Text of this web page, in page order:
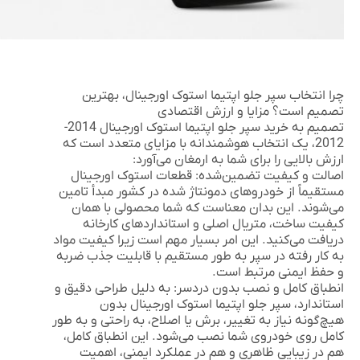
چرا انتخاب سپر جلو اپتیما استوک اورجینال، بهترین
تصمیم است؟ مزایا و ارزش اقتصادی
تصمیم به خرید
سپر جلو اپتیما استوک اورجینال 2014-
2012، یک انتخاب هوشمندانه با مزایای متعدد است که
ارزش بالایی را برای شما به ارمغان می‌آورد:
اصالت و کیفیت تضمین‌شده: قطعات استوک اورجینال
مستقیماً از خودروهای دمونتاژ شده در کشور مبدأ تامین
می‌شوند. این بدان معناست که شما محصولی با همان
کیفیت ساخت، متریال اصلی و استانداردهای کارخانه
دریافت می‌کنید. این امر بسیار مهم است زیرا کیفیت مواد
به کار رفته در سپر به طور مستقیم با قابلیت جذب ضربه
و حفظ ایمنی مرتبط است.
انطباق کامل و نصب بدون دردسر: به دلیل طراحی دقیق و
استاندارد، سپر جلو اپتیما استوک اورجینال بدون
هیچ‌گونه نیاز به تغییر، برش یا اصلاح، به راحتی و به طور
کامل روی خودروی شما نصب می‌شود. این انطباق کامل،
هم در زیبایی ظاهری و هم در عملکرد ایمنی، اهمیت